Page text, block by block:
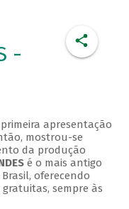
-
apresentação
mostrou-se
da produção
é o mais antigo
oferecendo
sempre às